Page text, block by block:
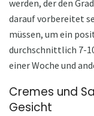
werden, der den
darauf vorbereitet
müssen, um ein
durchschnittlich 7-
einer Woche und
Cremes und
Gesicht